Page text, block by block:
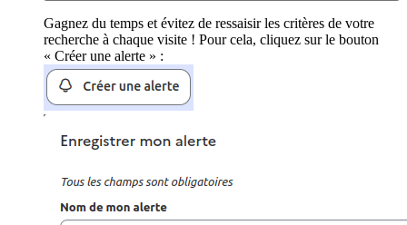
Gagnez du temps et évitez de ressaisir les critères de votre
recherche à chaque visite ! Pour cela, cliquez sur le bouton
« Créer une alerte » :